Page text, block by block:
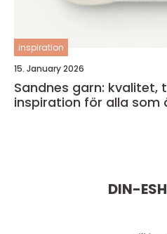
inspiration
15. January 2026
Sandnes garn: kvalitet,
inspiration för alla som
DIN-